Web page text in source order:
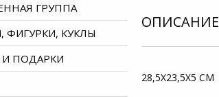
ГРУППА
ФИГУРКИ, КУКЛЫ
ПОДАРКИ
ОПИСАНИЕ
28,5Х23,5X5 СМ